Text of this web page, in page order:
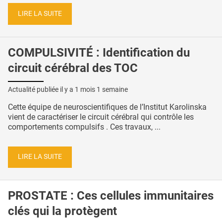
LIRE LA SUITE
COMPULSIVITÉ : Identification du
circuit cérébral des TOC
Actualité publiée il y a 1 mois 1 semaine
Cette équipe de neuroscientifiques de l’Institut Karolinska
vient de caractériser le circuit cérébral qui contrôle les
comportements compulsifs . Ces travaux, ...
LIRE LA SUITE
PROSTATE : Ces cellules immunitaires
clés qui la protègent